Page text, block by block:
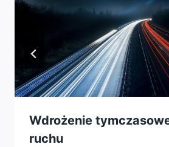
Wdrożenie
ruchu